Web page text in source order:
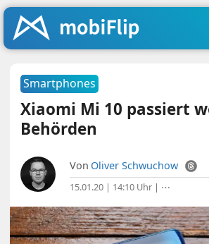
Smartphones
Xiaomi Mi 10 passiert
Behörden
Von Oliver Schwuchow
15.01.20 | 14:10 Uhr | ⋯